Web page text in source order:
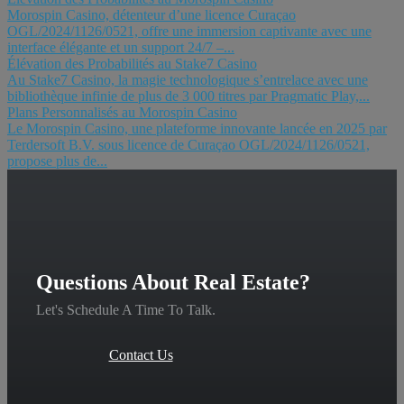
Morospin Casino, détenteur d’une licence Curaçao
OGL/2024/1126/0521, offre une immersion captivante avec une
interface élégante et un support 24/7 –...
Élévation des Probabilités au Stake7 Casino
Au Stake7 Casino, la magie technologique s’entrelace avec une
bibliothèque infinie de plus de 3 000 titres par Pragmatic Play,...
Plans Personnalisés au Morospin Casino
Le Morospin Casino, une plateforme innovante lancée en 2025 par
Terdersoft B.V. sous licence de Curaçao OGL/2024/1126/0521,
propose plus de...
Questions About Real Estate?
Let's Schedule A Time To Talk.
Contact Us